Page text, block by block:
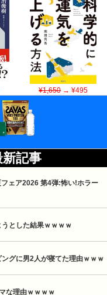
¥1,650→ ¥495
記事
ェア2026 第4弾:怖い!ホラー
とした結果ｗｗｗｗ
グに男2人が寝てた理由ｗｗｗ
な理由ｗｗｗｗ